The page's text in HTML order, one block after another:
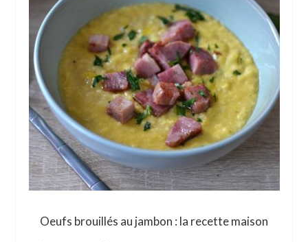
Oeufs brouillés au jambon : la recette maison